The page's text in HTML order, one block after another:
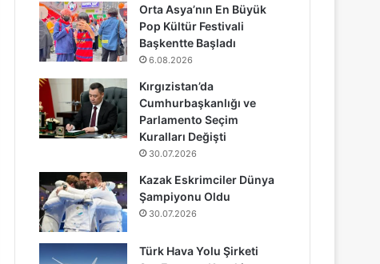
Orta Asya’nın En Büyük
Pop Kültür Festivali
Başkentte Başladı
6.08.2026
Kırgızistan’da
Cumhurbaşkanlığı ve
Parlamento Seçim
Kuralları Değişti
30.07.2026
Kazak Eskrimciler Dünya
Şampiyonu Oldu
30.07.2026
Türk Hava Yolu Şirketi